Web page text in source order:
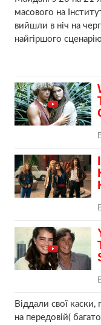
масового на
вийшли в ніч на
найгіршого
Віддали свої
на передовій(